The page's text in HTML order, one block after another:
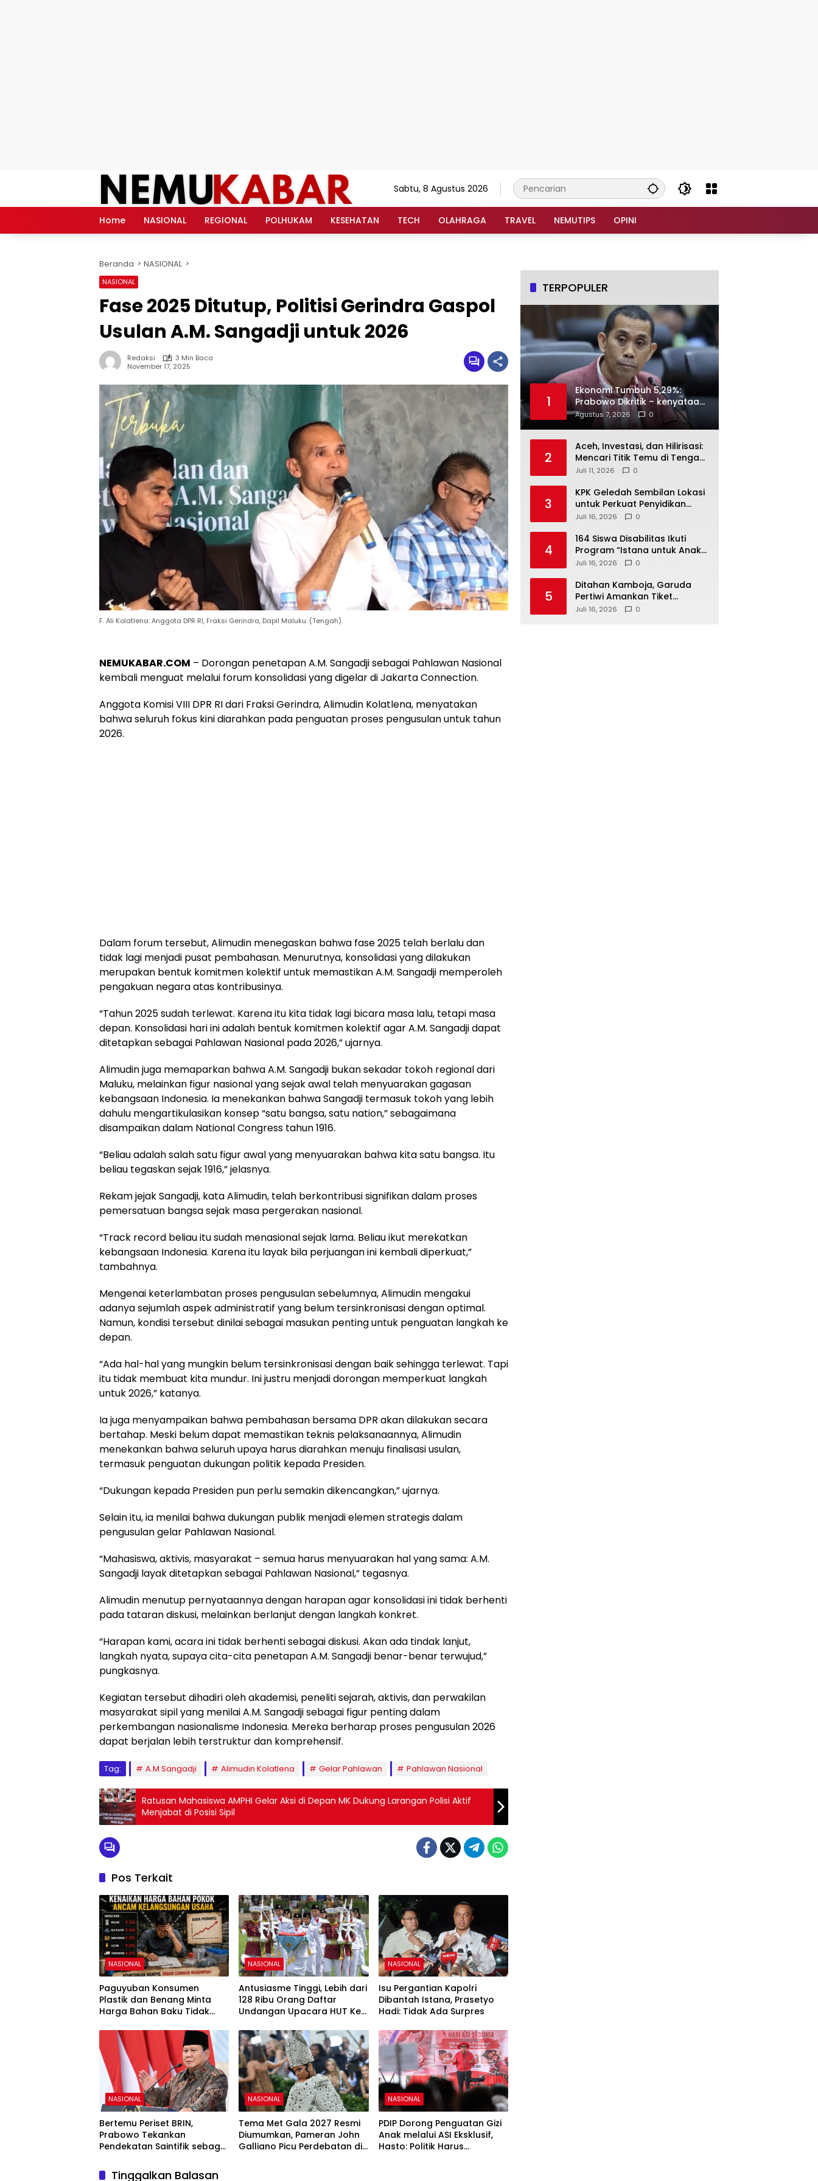
Sabtu, 8 Agustus 2026
Home NASIONAL REGIONAL POLHUKAM KESEHATAN TECH OLAHRAGA TRAVEL NEMUTIPS OPINI
Beranda NASIONAL
NASIONAL
Fase 2025 Ditutup, Politisi Gerindra Gaspol
Usulan A.M. Sangadji untuk 2026
Redaksi
3 Min Baca
November 17, 2025
F. Ali Kolatlena: Anggota DPR RI, Fraksi Gerindra, Dapil Maluku. (Tengah).
NEMUKABAR.COM – Dorongan penetapan A.M. Sangadji sebagai Pahlawan Nasional
kembali menguat melalui forum konsolidasi yang digelar di Jakarta Connection.
Anggota Komisi VIII DPR RI dari Fraksi Gerindra, Alimudin Kolatlena, menyatakan
bahwa seluruh fokus kini diarahkan pada penguatan proses pengusulan untuk tahun
2026.
Dalam forum tersebut, Alimudin menegaskan bahwa fase 2025 telah berlalu dan
tidak lagi menjadi pusat pembahasan. Menurutnya, konsolidasi yang dilakukan
merupakan bentuk komitmen kolektif untuk memastikan A.M. Sangadji memperoleh
pengakuan negara atas kontribusinya.
“Tahun 2025 sudah terlewat. Karena itu kita tidak lagi bicara masa lalu, tetapi masa
depan. Konsolidasi hari ini adalah bentuk komitmen kolektif agar A.M. Sangadji dapat
ditetapkan sebagai Pahlawan Nasional pada 2026,” ujarnya.
Alimudin juga memaparkan bahwa A.M. Sangadji bukan sekadar tokoh regional dari
Maluku, melainkan figur nasional yang sejak awal telah menyuarakan gagasan
kebangsaan Indonesia. Ia menekankan bahwa Sangadji termasuk tokoh yang lebih
dahulu mengartikulasikan konsep “satu bangsa, satu nation,” sebagaimana
disampaikan dalam National Congress tahun 1916.
“Beliau adalah salah satu figur awal yang menyuarakan bahwa kita satu bangsa. Itu
beliau tegaskan sejak 1916,” jelasnya.
Rekam jejak Sangadji, kata Alimudin, telah berkontribusi signifikan dalam proses
pemersatuan bangsa sejak masa pergerakan nasional.
“Track record beliau itu sudah menasional sejak lama. Beliau ikut merekatkan
kebangsaan Indonesia. Karena itu layak bila perjuangan ini kembali diperkuat,”
tambahnya.
Mengenai keterlambatan proses pengusulan sebelumnya, Alimudin mengakui
adanya sejumlah aspek administratif yang belum tersinkronisasi dengan optimal.
Namun, kondisi tersebut dinilai sebagai masukan penting untuk penguatan langkah ke
depan.
“Ada hal-hal yang mungkin belum tersinkronisasi dengan baik sehingga terlewat. Tapi
itu tidak membuat kita mundur. Ini justru menjadi dorongan memperkuat langkah
untuk 2026,” katanya.
Ia juga menyampaikan bahwa pembahasan bersama DPR akan dilakukan secara
bertahap. Meski belum dapat memastikan teknis pelaksanaannya, Alimudin
menekankan bahwa seluruh upaya harus diarahkan menuju finalisasi usulan,
termasuk penguatan dukungan politik kepada Presiden.
“Dukungan kepada Presiden pun perlu semakin dikencangkan,” ujarnya.
Selain itu, ia menilai bahwa dukungan publik menjadi elemen strategis dalam
pengusulan gelar Pahlawan Nasional.
“Mahasiswa, aktivis, masyarakat – semua harus menyuarakan hal yang sama: A.M.
Sangadji layak ditetapkan sebagai Pahlawan Nasional,” tegasnya.
Alimudin menutup pernyataannya dengan harapan agar konsolidasi ini tidak berhenti
pada tataran diskusi, melainkan berlanjut dengan langkah konkret.
“Harapan kami, acara ini tidak berhenti sebagai diskusi. Akan ada tindak lanjut,
langkah nyata, supaya cita-cita penetapan A.M. Sangadji benar-benar terwujud,”
pungkasnya.
Kegiatan tersebut dihadiri oleh akademisi, peneliti sejarah, aktivis, dan perwakilan
masyarakat sipil yang menilai A.M. Sangadji sebagai figur penting dalam
perkembangan nasionalisme Indonesia. Mereka berharap proses pengusulan 2026
dapat berjalan lebih terstruktur dan komprehensif.
Tag: A.M Sangadji Alimudin Kolatlena Gelar Pahlawan Pahlawan Nasional
Ratusan Mahasiswa AMPHI Gelar Aksi di Depan MK Dukung Larangan Polisi Aktif
Menjabat di Posisi Sipil
Pos Terkait
NASIONAL
Paguyuban Konsumen
Plastik dan Benang Minta
Harga Bahan Baku Tidak
NASIONAL
Antusiasme Tinggi, Lebih dari
128 Ribu Orang Daftar
Undangan Upacara HUT Ke-
NASIONAL
Isu Pergantian Kapolri
Dibantah Istana, Prasetyo
Hadi: Tidak Ada Surpres
NASIONAL
Bertemu Periset BRIN,
Prabowo Tekankan
Pendekatan Saintifik sebagai
NASIONAL
Tema Met Gala 2027 Resmi
Diumumkan, Pameran John
Galliano Picu Perdebatan di
NASIONAL
PDIP Dorong Penguatan Gizi
Anak melalui ASI Eksklusif,
Hasto: Politik Harus
Tinggalkan Balasan
TERPOPULER
1
Ekonomi Tumbuh 5,29%:
Prabowo Dikritik – kenyataan
Menjawab
Agustus 7, 2026 0
2
Aceh, Investasi, dan Hilirisasi:
Mencari Titik Temu di Tengah
Polemik Blok Andaman
Juli 11, 2026 0
3
KPK Geledah Sembilan Lokasi
untuk Perkuat Penyidikan
Dugaan Pemerasan Bupati
Juli 16, 2026 0
4
164 Siswa Disabilitas Ikuti
Program “Istana untuk Anak
Sekolah”, Kenali Sejarah
Juli 16, 2026 0
5
Ditahan Kamboja, Garuda
Pertiwi Amankan Tiket
Semifinal Piala AFF Putri 2026
Juli 16, 2026 0